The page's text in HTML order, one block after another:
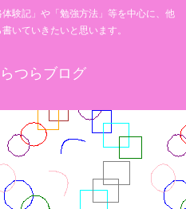
験記」や「勉強方法」等を中心に、他
いていきたいと思います。
つらブログ